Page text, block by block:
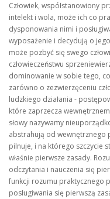
Człowiek, współstanowiony
intelekt i wola, może ich co
dysponowania nimi i
wyposażenie i decydują o
może pozbyć się swego
człowieczeństwu
dominowanie w sobie tego,
zarówno o zezwierzęceniu
ludzkiego działania -
które zaprzecza
słowy nazywamy
abstrahują od wewnętrznego
pilnuje, i na którego szczycie
właśnie pierwsze zasady.
odczytania i nauczenia się
funkcji rozumu praktycznego
posługiwania się pierwszą